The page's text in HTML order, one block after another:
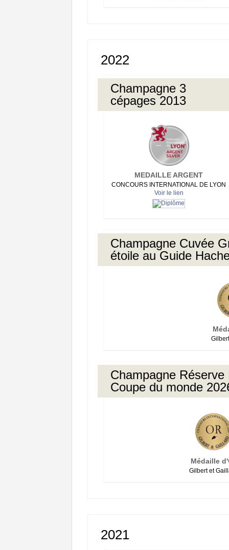
2022
Champagne 3
cépages 2013
MEDAILLE ARGENT
CONCOURS INTERNATIONAL DE LYON
Voir le lien
Champagne Cuvée
étoile au Guide
Champagne Réserve
Coupe du monde
Médaille
Gilbert et
2021